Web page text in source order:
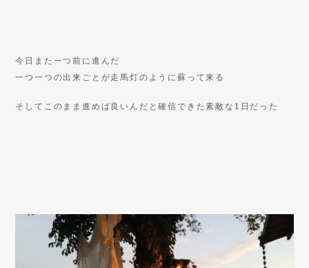
今日また一つ前に進んだ
一つ一つの出来ごとが走馬灯のように蘇って来る
そしてこのまま進めば良いんだと確信できた素敵な1日だった